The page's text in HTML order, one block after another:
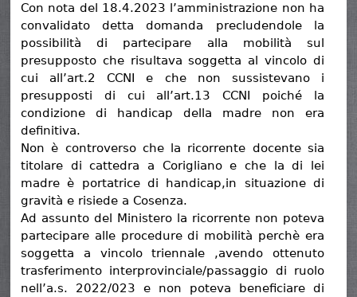
Con nota del 18.4.2023 l’amministrazione non ha
convalidato detta domanda precludendole la
possibilità di partecipare alla mobilità sul
presupposto che risultava soggetta al vincolo di
cui all’art.2 CCNI e che non sussistevano i
presupposti di cui all’art.13 CCNI poiché la
condizione di handicap della madre non era
definitiva.
Non è controverso che la ricorrente docente sia
titolare di cattedra a Corigliano e che la di lei
madre è portatrice di handicap,in situazione di
gravità e risiede a Cosenza.
Ad assunto del Ministero la ricorrente non poteva
partecipare alle procedure di mobilità perchè era
soggetta a vincolo triennale ,avendo ottenuto
trasferimento interprovinciale/passaggio di ruolo
nell’a.s. 2022/023 e non poteva beneficiare di